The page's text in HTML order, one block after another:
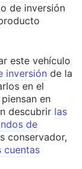
de inversión
este vehículo
inversión de la
en el
piensan en
descubrir las
de
conservador,
cuentas